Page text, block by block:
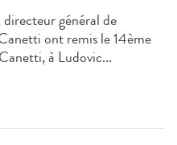
général de
ont remis le 14ème
à Ludovic...